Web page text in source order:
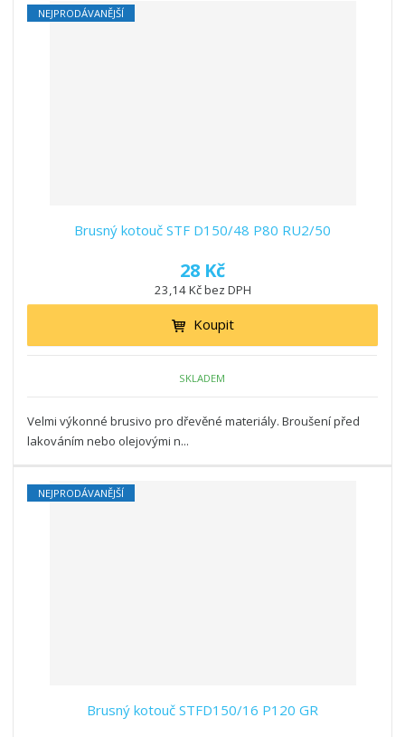
NEJPRODÁVANĚJŠÍ
Brusný kotouč STF D150/48 P80 RU2/50
28 Kč
23,14 Kč bez DPH
Koupit
SKLADEM
Velmi výkonné brusivo pro dřevěné materiály. Broušení před
lakováním nebo olejovými n...
NEJPRODÁVANĚJŠÍ
Brusný kotouč STFD150/16 P120 GR